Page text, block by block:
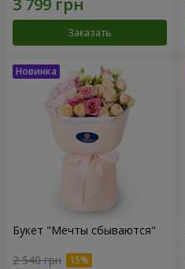
Заказать
Букет "Мечты сбываются"
2 540 грн